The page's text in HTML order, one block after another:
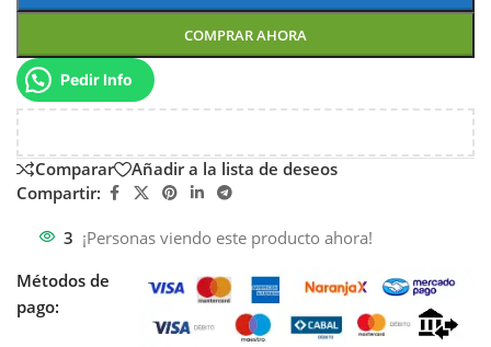
COMPRAR AHORA
Pedir Info
Comparar
Añadir a la lista de deseos
Compartir:
3 ¡Personas viendo este producto ahora!
Métodos de
pago: